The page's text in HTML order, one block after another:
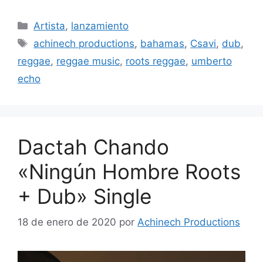
Artista, lanzamiento
achinech productions, bahamas, Csavi, dub,
reggae, reggae music, roots reggae, umberto
echo
Dactah Chando
«Ningún Hombre Roots
+ Dub» Single
18 de enero de 2020 por Achinech Productions